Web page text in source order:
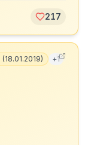
217
(18.01.2019) +1